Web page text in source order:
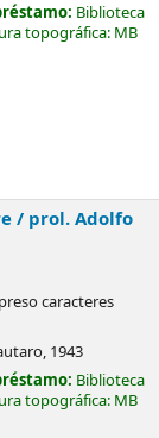
Biblioteca
topográfica: MB
/ prol. Adolfo
caracteres
1943
Biblioteca
topográfica: MB